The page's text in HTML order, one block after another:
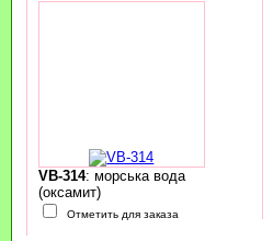
VB-314: морська вода
(оксамит)
Отметить для заказа